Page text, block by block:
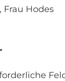
Frau Hodes